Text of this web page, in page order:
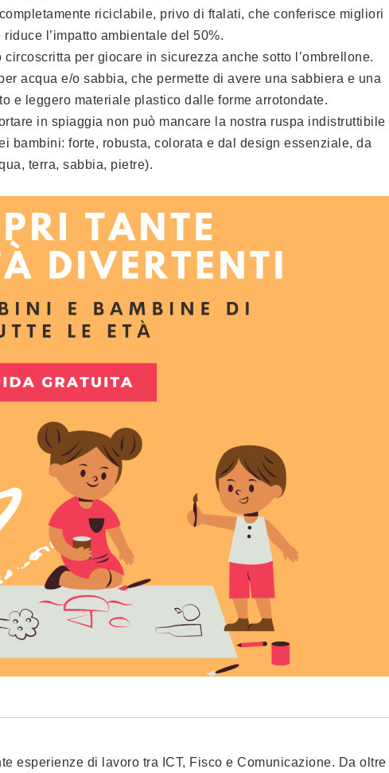
riciclabile, privo di ftalati, che conferisce migliori
l’impatto ambientale del 50%.
circoscritta per giocare in sicurezza anche sotto l’ombrellone.
acqua e/o sabbia, che permette di avere una sabbiera e una
e leggero materiale plastico dalle forme arrotondate.
in spiaggia non può mancare la nostra ruspa indistruttibile
bambini: forte, robusta, colorata e dal design essenziale, da
terra, sabbia, pietre).
esperienze di lavoro tra ICT, Fisco e Comunicazione. Da oltre